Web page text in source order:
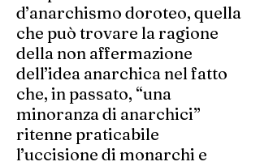
d’anarchismo doroteo, quella
che può trovare la ragione
della non affermazione
dell’idea anarchica nel fatto
che, in passato, “una
minoranza di anarchici”
ritenne praticabile
l’uccisione di monarchi e